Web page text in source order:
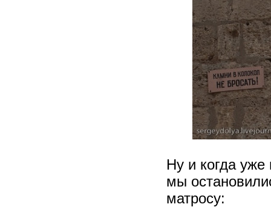
Ну и когда уже
мы
матросу: